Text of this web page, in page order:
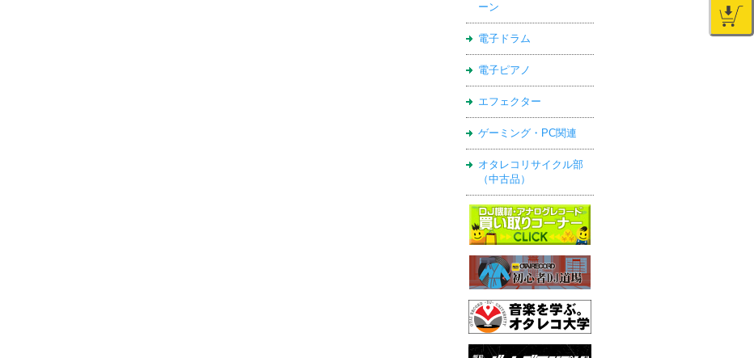
ーン
電子ドラム
電子ピアノ
エフェクター
ゲーミング・PC関連
オタレコリサイクル部
（中古品）